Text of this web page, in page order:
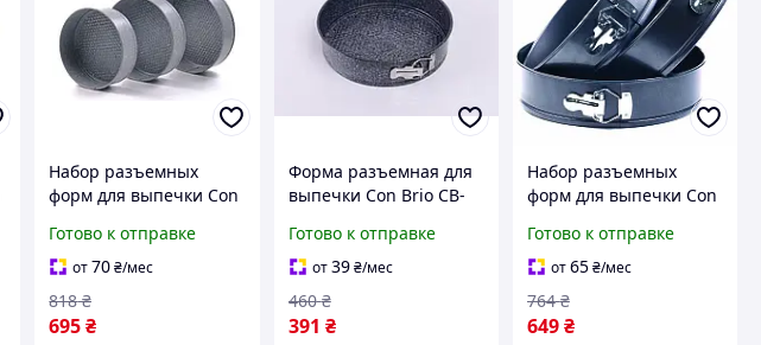
Набор разъемных
форм для выпечки Con
съемным дном и
антипригарным
покрытием
Готово к отправке
от70₴/мес
695₴
818 ₴
Форма разъемная для
выпечки Con Brio CB-
дном антипригарная
Eco Granit De Luxe
Готово к отправке
от39 ₴/мес
391 ₴
460 ₴
Набор разъемных
форм для выпечки Con
шт со съемным дном и
антипригарным
покрытием
Готово к отправке
от65₴/мес
649₴
764 ₴